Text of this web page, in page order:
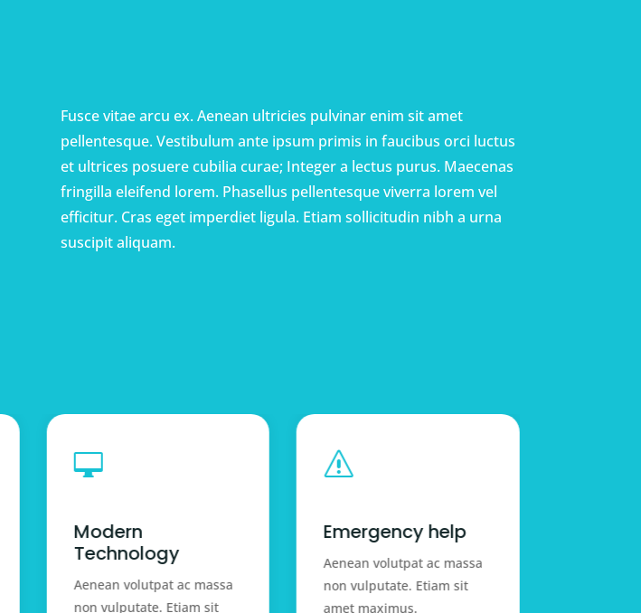
Fusce vitae arcu ex. Aenean ultricies pulvinar enim sit amet
pellentesque. Vestibulum ante ipsum primis in faucibus orci luctus
et ultrices posuere cubilia curae; Integer a lectus purus. Maecenas
fringilla eleifend lorem. Phasellus pellentesque viverra lorem vel
efficitur. Cras eget imperdiet ligula. Etiam sollicitudin nibh a urna
suscipit aliquam.

Modern
Technology
Aenean volutpat ac massa
non vulputate. Etiam sit
s
Emergency help
Aenean volutpat ac massa
non vulputate. Etiam sit
amet maximus.